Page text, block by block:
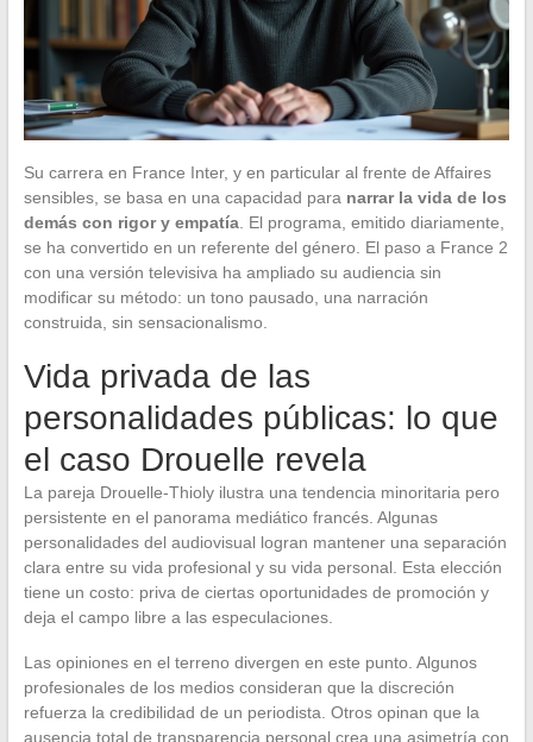
Su carrera en France Inter, y en particular al frente de Affaires
sensibles, se basa en una capacidad para narrar la vida de los
demás con rigor y empatía. El programa, emitido diariamente,
se ha convertido en un referente del género. El paso a France 2
con una versión televisiva ha ampliado su audiencia sin
modificar su método: un tono pausado, una narración
construida, sin sensacionalismo.
Vida privada de las
personalidades públicas: lo que
el caso Drouelle revela
La pareja Drouelle-Thioly ilustra una tendencia minoritaria pero
persistente en el panorama mediático francés. Algunas
personalidades del audiovisual logran mantener una separación
clara entre su vida profesional y su vida personal. Esta elección
tiene un costo: priva de ciertas oportunidades de promoción y
deja el campo libre a las especulaciones.
Las opiniones en el terreno divergen en este punto. Algunos
profesionales de los medios consideran que la discreción
refuerza la credibilidad de un periodista. Otros opinan que la
ausencia total de transparencia personal crea una asimetría con